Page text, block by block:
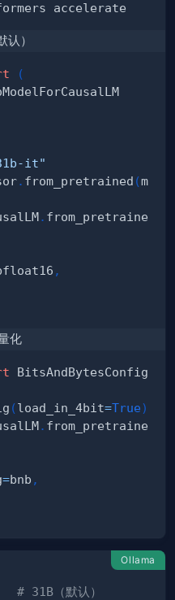
认）
(
it"
. from_pretrained (m
. from_pretraine
,
化
(load_in_4bit=True)
. from_pretraine
=bnb ,
Ollama
# 31B（默认）